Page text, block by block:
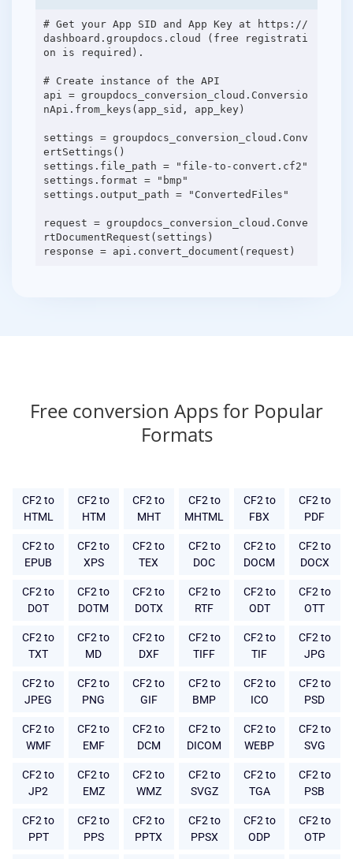
# Get your App SID and App Key at https://
dashboard.groupdocs.cloud (free registrati
on is required).
# Create instance of the API
api = groupdocs_conversion_cloud.Conversio
nApi.from_keys(app_sid, app_key)
settings = groupdocs_conversion_cloud.Conv
ertSettings()
settings.file_path = "file-to-convert.cf2"
settings.format = "bmp"
settings.output_path = "ConvertedFiles"
request = groupdocs_conversion_cloud.Conve
rtDocumentRequest(settings)
Free conversion Apps for Popular
Formats
CF2 to
HTML
CF2 to
HTM
CF2 to
MHT
CF2 to
MHTML
CF2 to
FBX
CF2 to
PDF
CF2 to
EPUB
CF2 to
XPS
CF2 to
TEX
CF2 to
DOC
CF2 to
DOCM
CF2 to
DOCX
CF2 to
DOT
CF2 to
DOTM
CF2 to
DOTX
CF2 to
RTF
CF2 to
ODT
CF2 to
OTT
CF2 to
TXT
CF2 to
MD
CF2 to
DXF
CF2 to
TIFF
CF2 to
TIF
CF2 to
JPG
CF2 to
JPEG
CF2 to
PNG
CF2 to
GIF
CF2 to
BMP
CF2 to
ICO
CF2 to
PSD
CF2 to
WMF
CF2 to
EMF
CF2 to
DCM
CF2 to
DICOM
CF2 to
WEBP
CF2 to
SVG
CF2 to
JP2
CF2 to
EMZ
CF2 to
WMZ
CF2 to
SVGZ
CF2 to
TGA
CF2 to
PSB
CF2 to
PPT
CF2 to
PPS
CF2 to
PPTX
CF2 to
PPSX
CF2 to
ODP
CF2 to
OTP